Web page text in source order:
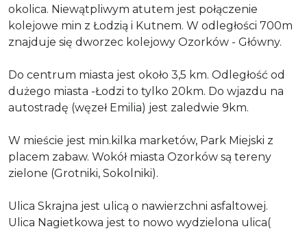
okolica. Niewątpliwym atutem jest połączenie
kolejowe min z Łodzią i Kutnem. W odległości 700m
znajduje się dworzec kolejowy Ozorków - Główny.
Do centrum miasta jest około 3,5 km. Odległość od
dużego miasta -Łodzi to tylko 20km. Do wjazdu na
autostradę (węzeł Emilia) jest zaledwie 9km.
W mieście jest min.kilka marketów, Park Miejski z
placem zabaw. Wokół miasta Ozorków są tereny
zielone (Grotniki, Sokolniki).
Ulica Skrajna jest ulicą o nawierzchni asfaltowej.
Ulica Nagietkowa jest to nowo wydzielona ulica(